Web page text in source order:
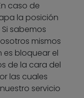
caso de
la posición
sabemos
mismos
bloquear el
de la cara del
las cuales
servicio